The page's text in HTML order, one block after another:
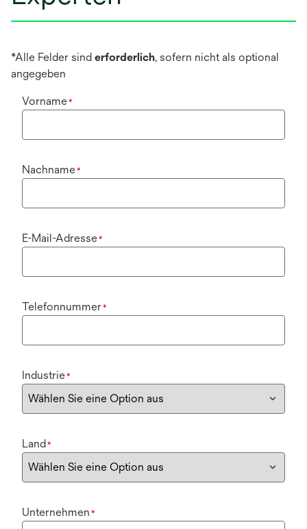
*Alle Felder sind erforderlich, sofern nicht als optional
angegeben
Vorname*
Nachname*
E-Mail-Adresse*
Telefonnummer*
Industrie*
Land*
Unternehmen *